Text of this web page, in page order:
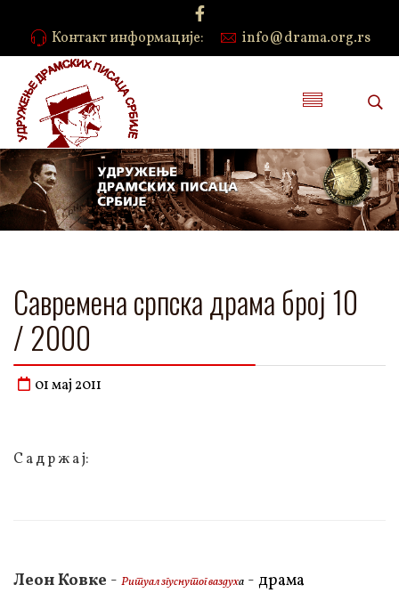
Контакт информације: info@drama.org.rs
Савремена српска драма број 10
/ 2000
01 мај 2011
С а д р ж а ј:
Леон Ковке - Ритуал згуснутог ваздуха - драма